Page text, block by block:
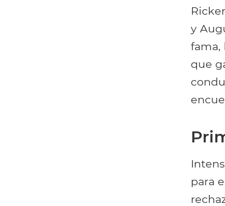
y
fama,
que
para